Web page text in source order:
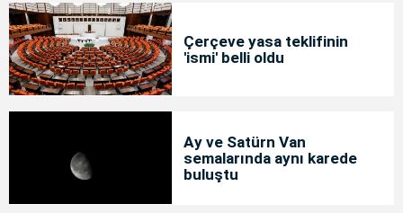
Çerçeve yasa teklifinin
'ismi' belli oldu
Ay ve Satürn Van
semalarında aynı karede
buluştu